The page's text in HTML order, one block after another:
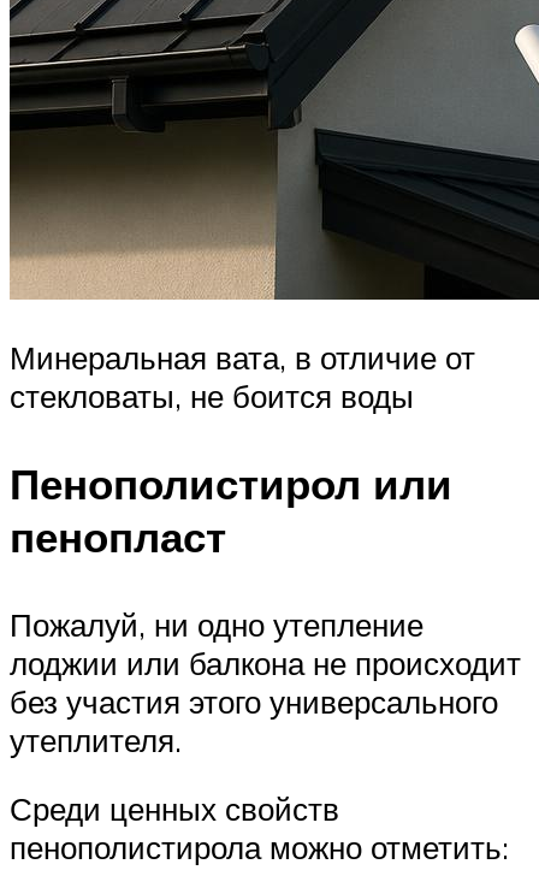
Минеральная вата, в отличие от
стекловаты, не боится воды
Пенополистирол или
пенопласт
Пожалуй, ни одно утепление
лоджии или балкона не происходит
без участия этого универсального
утеплителя.
Среди ценных свойств
пенополистирола можно отметить: